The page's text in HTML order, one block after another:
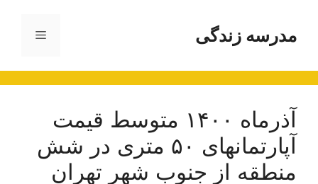
محتوامدرسه زندگی فهرست
آذرماه ۱۴۰۰ متوسط قیمت
آپارتمانهای ۵۰ متری در شش
منطقه از جنوب شهر تهران